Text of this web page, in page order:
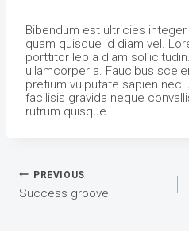
Bibendum est ultricies integer
quam quisque id diam vel.
porttitor leo a diam
ullamcorper a. Faucibus
pretium vulputate sapien
facilisis gravida neque
rutrum quisque.
Bejegyzés
PREVIOUS
Success groove